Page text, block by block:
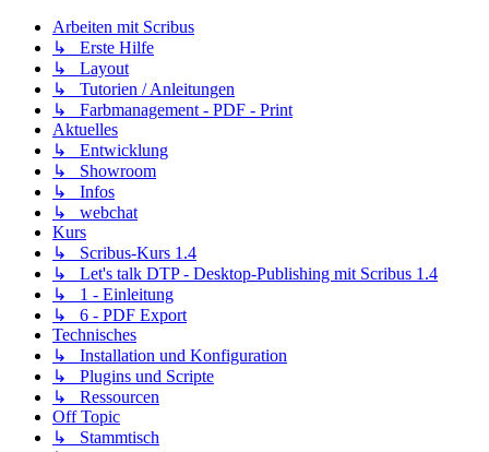
Arbeiten mit Scribus
↳ Erste Hilfe
↳ Layout
↳ Tutorien / Anleitungen
↳ Farbmanagement - PDF - Print
Aktuelles
↳ Entwicklung
↳ Showroom
↳ Infos
↳ webchat
Kurs
↳ Scribus-Kurs 1.4
↳ Let's talk DTP - Desktop-Publishing mit Scribus 1.4
↳ 1 - Einleitung
↳ 6 - PDF Export
Technisches
↳ Installation und Konfiguration
↳ Plugins und Scripte
↳ Ressourcen
Off Topic
↳ Stammtisch